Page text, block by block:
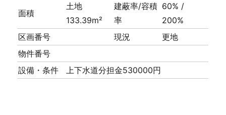
面積
土地
133.39m²
建蔽率/容積
率
60% /
200%
区画番号
現況
更地
物件番号
設備・条件
上下水道分担金530000円